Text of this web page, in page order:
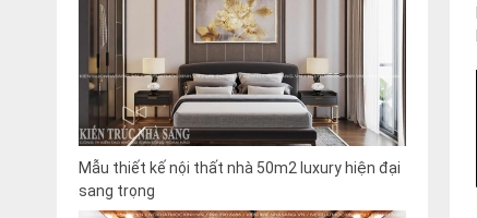
Mẫu thiết kế nội thất nhà 50m2 luxury hiện đại
sang trọng